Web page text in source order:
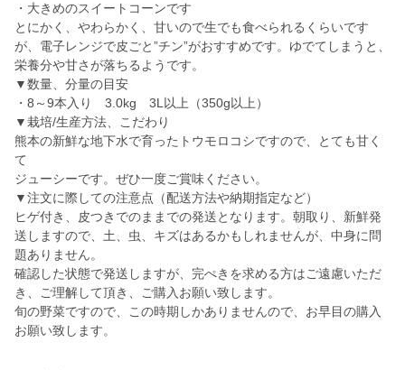
・大きめのスイートコーンです
とにかく、やわらかく、甘いので生でも食べられるくらいです
が、電子レンジで皮ごと”チン”がおすすめです。ゆでてしまうと、
栄養分や甘さが落ちるようです。
▼数量、分量の目安
・8～9本入り 3.0kg 3L以上（350g以上）
▼栽培/生産方法、こだわり
熊本の新鮮な地下水で育ったトウモロコシですので、とても甘く
て
ジューシーです。ぜひ一度ご賞味ください。
▼注文に際しての注意点（配送方法や納期指定など）
ヒゲ付き、皮つきでのままでの発送となります。朝取り、新鮮発
送しますので、土、虫、キズはあるかもしれませんが、中身に問
題ありません。
確認した状態で発送しますが、完ぺきを求める方はご遠慮いただ
き、ご理解して頂き、ご購入お願い致します。
旬の野菜ですので、この時期しかありませんので、お早目の購入
お願い致します。